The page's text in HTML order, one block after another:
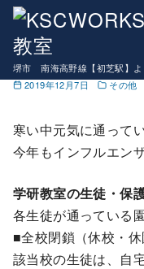
ン堺市 南海高野線【初芝駅】
マインクラフ
インフルエン
2019年12月7日 その他
寒い中元気に通って
今年もインフルエン
学研教室の生徒・保
各生徒が通っている
■全校閉鎖（休校・
該当校の生徒は、自